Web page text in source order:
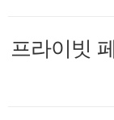
프라이빗